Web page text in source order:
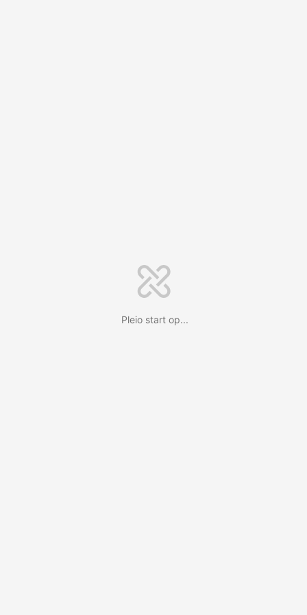
Pleio start op...